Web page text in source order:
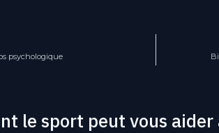
psychologique
le sport peut vous